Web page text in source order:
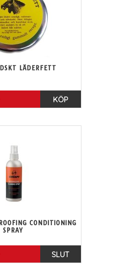
LÄDERFETT
KÖP
CONDITIONING
SPRAY
SLUT